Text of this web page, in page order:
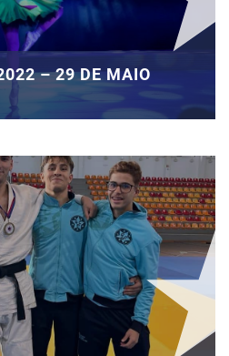
– 29 DE MAIO